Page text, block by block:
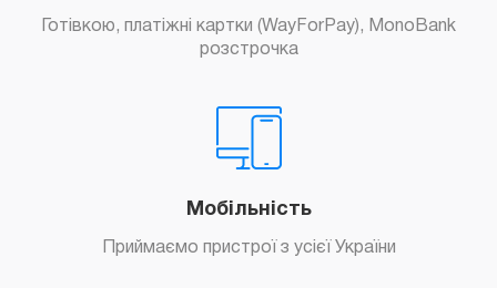
Готівкою, платіжні картки (WayForPay), MonoBank
розстрочка
Мобільність
Приймаємо пристрої з усієї України